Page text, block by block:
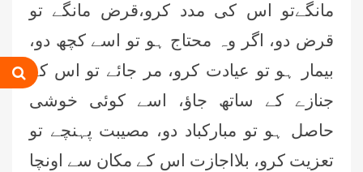
مانگےتو اس کی مدد کرو،قرض مانگے تو
قرض دو، اگر وہ محتاج ہو تو اسے کچھ دو،
بیمار ہو تو عیادت کرو، مر جائے تو اس کے
جنازے کے ساتھ جاؤ، اسے کوئی خوشی
حاصل ہو تو مبارکباد دو، مصیبت پہنچے تو
تعزیت کرو، بلااجازت اس کے مکان سے اونچا